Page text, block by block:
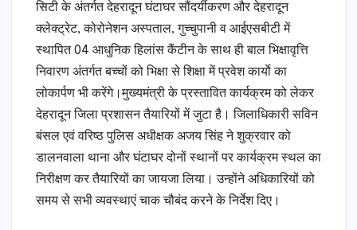
सिटी के अंतर्गत देहरादून घंटाघर सौंदर्यीकरण और देहरादून
क्लेक्ट्रेट, कोरोनेशन अस्पताल, गुच्चुपानी व आईएसबीटी में
स्थापित 04 आधुनिक हिलांस कैंटीन के साथ ही बाल भिक्षावृत्ति
निवारण अंतर्गत बच्चों को भिक्षा से शिक्षा में प्रवेश कार्याे का
लोकार्पण भी करेंगे।मुख्यमंत्री के प्रस्तावित कार्यक्रम को लेकर
देहरादून जिला प्रशासन तैयारियों में जुटा है। जिलाधिकारी सविन
बंसल एवं वरिष्ठ पुलिस अधीक्षक अजय सिंह ने शुक्रवार को
डालनवाला थाना और घंटाघर दोनों स्थानों पर कार्यक्रम स्थल का
निरीक्षण कर तैयारियों का जायजा लिया। उन्होंने अधिकारियों को
समय से सभी व्यवस्थाएं चाक चौबंद करने के निर्देश दिए।